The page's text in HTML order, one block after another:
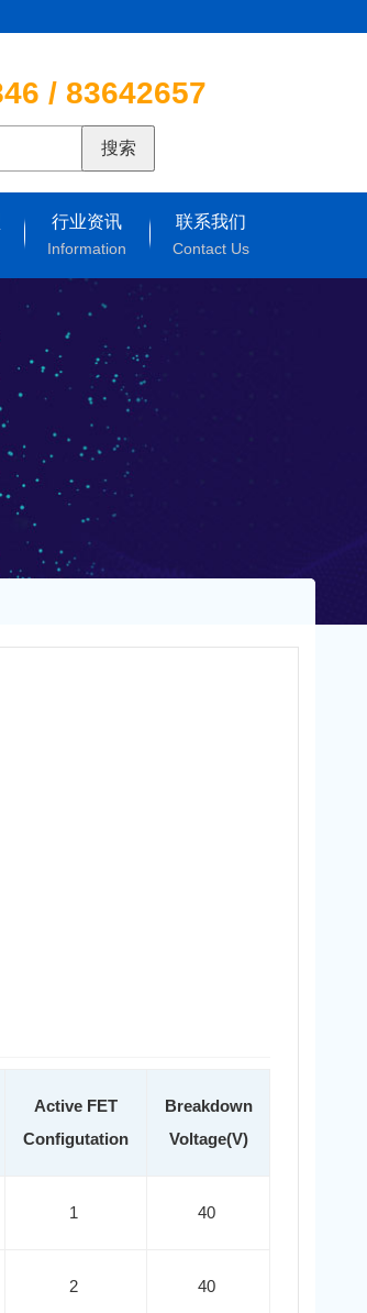
/ 83642657
搜索
行业资讯
Information
联系我们
Contact Us
Active FET
Configutation
Breakdown
Voltage(V)
1 40
2 40